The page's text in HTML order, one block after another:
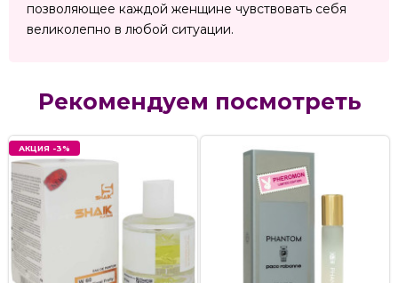
позволяющее каждой женщине чувствовать себя
великолепно в любой ситуации.
Рекомендуем посмотреть
АКЦИЯ -3%